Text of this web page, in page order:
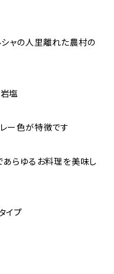
ャの人里離れた農村の
塩
ー色が特徴です
あらゆるお料理を美味し
イプ